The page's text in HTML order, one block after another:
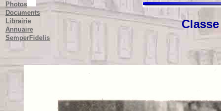
Photos
Documents
Librairie
Annuaire
SemperFidelis